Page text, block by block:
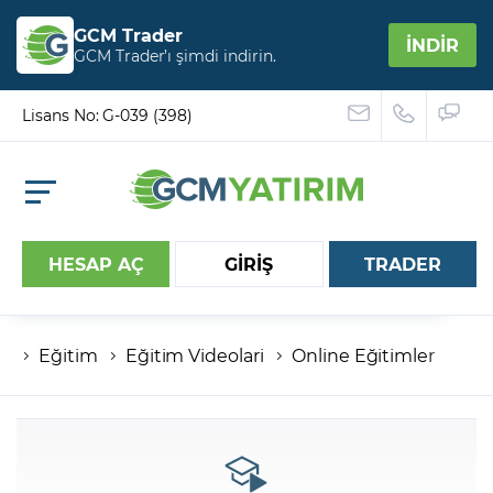
GCM Trader
GCM Trader’ı şimdi indirin. İNDİR
Lisans No: G-039 (398)
HESAP AÇ GİRİŞ
Hesap numaranız
Şifreniz
TRADER
Eğitim Eğitim Videolari Online Eğitimler